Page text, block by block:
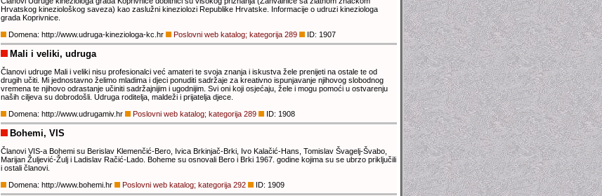
Hrvatskog kineziološkog saveza) kao zaslužni kineziolozi Republike Hrvatske. Informacije o udruzi kineziologa
grada Koprivnice.
Domena: http://www.udruga-kineziologa-kc.hr
Poslovni web katalog; kategorija 289 ID: 1907
Mali i veliki, udruga
Članovi udruge Mali i veliki nisu profesionalci već amateri te svoja znanja i iskustva žele prenijeti na ostale te od
drugih učiti. Mi jednostavno želimo mladima i djeci ponuditi sadržaje za kreativno ispunjavanje njihovog slobodnog
vremena te njihovo odrastanje učiniti sadržajnijim i ugodnijim. Svi oni koji osjećaju, žele i mogu pomoći u ostvarenju
naših ciljeva su dobrodošli. Udruga roditelja, maldeži i prijatelja djece.
Domena: http://www.udrugamiv.hr
Poslovni web katalog; kategorija 289 ID: 1908
Bohemi, VIS
Članovi VIS-a Bohemi su Berislav Klemenčić-Bero, Ivica Brkinjač-Brki, Ivo Kalačić-Hans, Tomislav Švagelj-Švabo,
Marijan Žuljević-Žulj i Ladislav Račić-Lado. Boheme su osnovali Bero i Brki 1967. godine kojima su se ubrzo priključili
i ostali članovi.
Domena: http://www.bohemi.hr
Poslovni web katalog; kategorija 292 ID: 1909